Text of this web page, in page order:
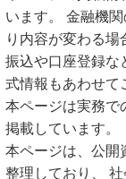
います。 金融機
り内容が変わる場
振込や口座登録な
式情報もあわせて
本ページは実務で
掲載しています。
本ページは、公開
整理しており、